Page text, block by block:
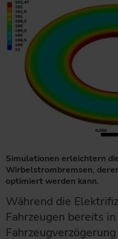
Simulationen erleichtern
Wirbelstrombremsen,
optimiert werden kann.
Während die
Fahrzeugen bereits